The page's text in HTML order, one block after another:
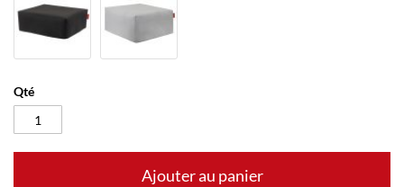
Qté
Ajouter au panier